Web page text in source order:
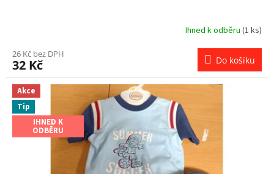
Ihned k odběru (1 ks)
26 Kč bez DPH
32 Kč Do košíku
Akce
Tip
IHNED K
ODBĚRU